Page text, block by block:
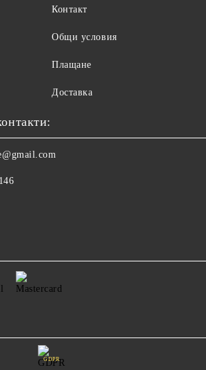
Контакт
Общи условия
Плащане
Доставка
GDPR